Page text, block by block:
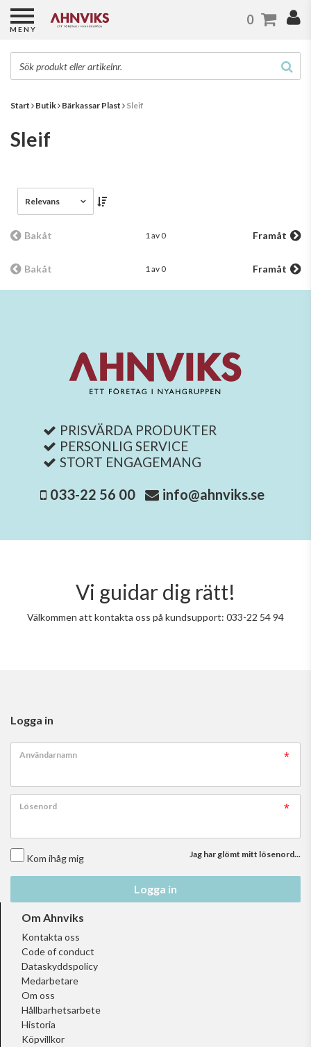
Start Butik Bärkassar Plast Sleif
Sleif
Relevans
Bakåt 1 av 0 Framåt
Bakåt 1 av 0 Framåt
PRISVÄRDA PRODUKTER
PERSONLIG SERVICE
STORT ENGAGEMANG
033-22 56 00 info@ahnviks.se
Vi guidar dig rätt!
Välkommen att kontakta oss på kundsupport: 033-22 54 94
Logga in
Användarnamn
Lösenord
Kom ihåg mig Jag har glömt mitt lösenord...
Logga in
Om Ahnviks
Kontakta oss
Code of conduct
Dataskyddspolicy
Medarbetare
Om oss
Hållbarhetsarbete
Historia
Köpvillkor
MENY
0